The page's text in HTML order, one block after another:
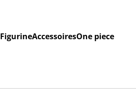
FigurineAccessoiresOne piece